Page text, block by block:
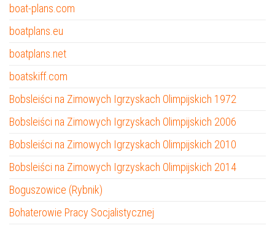
boat-plans.com
boatplans.eu
boatplans.net
boatskiff.com
Bobsleiści na Zimowych Igrzyskach Olimpijskich 1972
Bobsleiści na Zimowych Igrzyskach Olimpijskich 2006
Bobsleiści na Zimowych Igrzyskach Olimpijskich 2010
Bobsleiści na Zimowych Igrzyskach Olimpijskich 2014
Boguszowice (Rybnik)
Bohaterowie Pracy Socjalistycznej